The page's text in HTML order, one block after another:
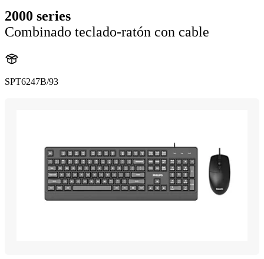
2000 series
Combinado teclado-ratón con cable
SPT6247B/93